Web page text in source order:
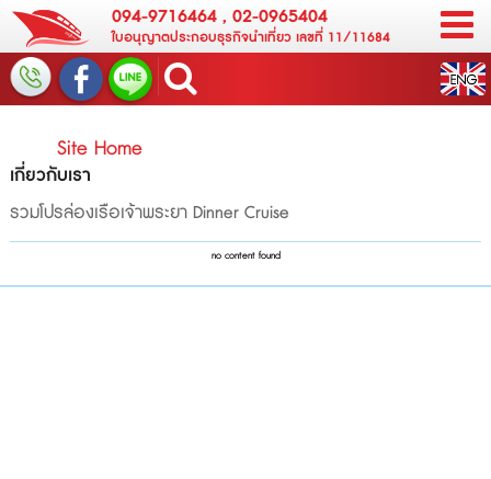
094-9716464, 02-0965404
ใบอนุญาตประกอบธุรกิจนำเที่ยว เลขที่ 11/11684
Site Home
เกี่ยวกับเรา
รวมโปรล่องเรือเจ้าพระยา Dinner Cruise
no content found